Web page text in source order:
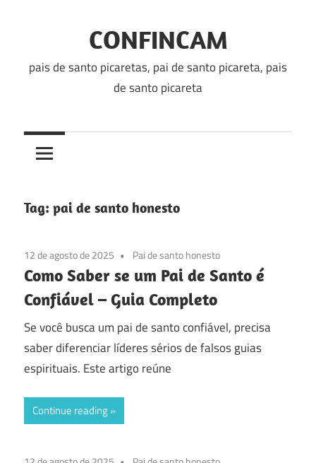
CONFINCAM
pais de santo picaretas, pai de santo picareta, pais
de santo picareta
Tag: pai de santo honesto
12 de agosto de 2025 Pai de santo honesto
Como Saber se um Pai de Santo é
Confiável – Guia Completo
Se você busca um pai de santo confiável, precisa
saber diferenciar líderes sérios de falsos guias
espirituais. Este artigo reúne
Continue reading